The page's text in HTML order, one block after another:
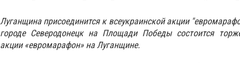
Луганщина присоединится к всеукраинской акции
городе Северодонецк на Площади Победы состоится
акции «евромарафон» на Луганщине.